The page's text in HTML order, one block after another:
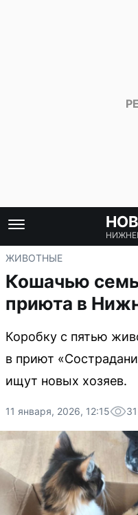
ЖИВОТНЫЕ
Кошачью
приюта в
Коробку с пятью
в приют
ищут новых хозяев.
11 января, 2026, 12:15 31